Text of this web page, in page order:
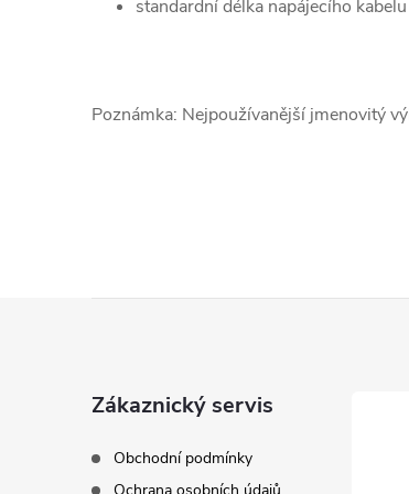
standardní délka napájecího
Poznámka: Nejpoužívanější jmenovitý
Zákaznický servis
Obchodní podmínky